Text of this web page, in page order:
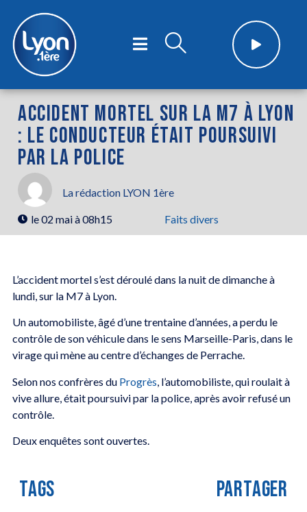
ACCIDENT MORTEL SUR LA M7 À LYON
: LE CONDUCTEUR ÉTAIT POURSUIVI
PAR LA POLICE
La rédaction LYON 1ère
le02 mai à 08h15 Faits divers
L’accident mortel s’est déroulé dans la nuit de dimanche à
lundi, sur la M7 à Lyon.
Un automobiliste, âgé d’une trentaine d’années, a perdu le
contrôle de son véhicule dans le sens Marseille-Paris, dans le
virage qui mène au centre d’échanges de Perrache.
Selon nos confrères duProgrès , l’automobiliste, qui roulait à
vive allure, était poursuivi par la police, après avoir refusé un
contrôle.
Deux enquêtes sont ouvertes.
TAGS PARTAGER